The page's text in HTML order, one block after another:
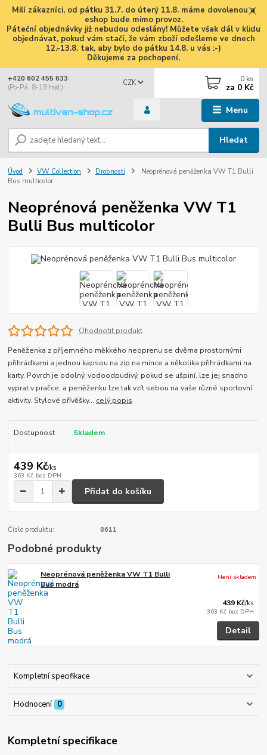
Milí zákazníci, od pátku 31.7. do úterý 11.8. máme dovolenou a
eshop bude mimo provoz.
Páteční objednávky již nebudou odeslány! Můžete však dál v klidu
objednávat, pokud vám stačí, že vám zboží odešleme ve dnech
12.-13.8. tak, aby bylo do pátku 14.8. u vás :-)
Děkujeme za pochopení.
Menu
CZK
Hledat
+420 602 455 633
(Po-Pá, 8-18 hod.)
0 ks
za 0 Kč
Úvod VW Collection Drobnosti
Neoprénová peněženka VW T1 Bulli
Bus multicolor
Neoprénová peněženka VW T1
Bulli Bus multicolor
Ohodnotit produkt
Peněženka z příjemného měkkého neoprenu se dvěma prostornými
přihrádkami a jednou kapsou na zip na mince a několika přihrádkami na
karty. Povrch je odolný, vodoodpudivý, pokud se ušpiní, lze jej snadno
vyprat v pračce, a peněženku lze tak vzít sebou na vaše různé sportovní
aktivity. Stylové přívěšky... celý popis
Dostupnost Skladem
439 Kč/ks
363 Kč bez DPH
Přidat do košíku
Číslo produktu: 8611
Podobné produkty
Neoprénová peněženka VW T1 Bulli
Bus modrá
439 Kč/ks
363 Kč bez DPH
Není skladem
Detail
Kompletní specifikace
Hodnocení 0
Kompletní specifikace